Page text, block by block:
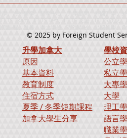
© 2025by Foreign Student
升學加拿大
原因
基本資料
教育制度
住宿方式
夏季 / 冬季短期課程
加拿大學生分享
學校
公立
私立
大專
大學
理工
語言
職業